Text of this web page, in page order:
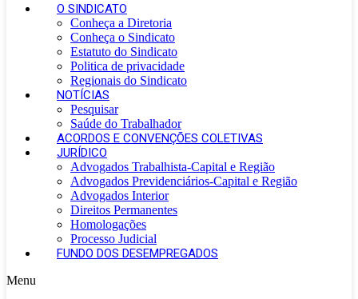
O SINDICATO
Conheça a Diretoria
Conheça o Sindicato
Estatuto do Sindicato
Politica de privacidade
Regionais do Sindicato
NOTÍCIAS
Pesquisar
Saúde do Trabalhador
ACORDOS E CONVENÇÕES COLETIVAS
JURÍDICO
Advogados Trabalhista-Capital e Região
Advogados Previdenciários-Capital e Região
Advogados Interior
Direitos Permanentes
Homologações
Processo Judicial
FUNDO DOS DESEMPREGADOS
Menu